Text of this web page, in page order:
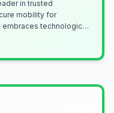
mobility for
embraces technological